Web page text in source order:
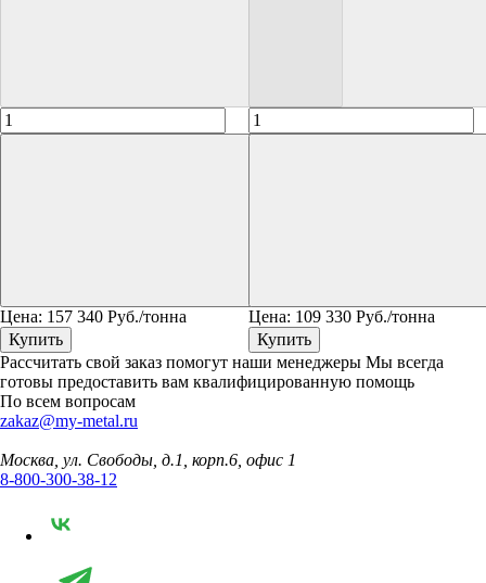
Цена: 157 340 Руб./тонна
Купить
Цена: 109 330 Руб./тонна
Купить
Рассчитать свой заказ помогут наши менеджеры Мы всегда
готовы предоставить вам квалифицированную помощь
По всем вопросам
zakaz@my-metal.ru
Москва, ул. Свободы, д.1, корп.6, офис 1
8-800-300-38-12